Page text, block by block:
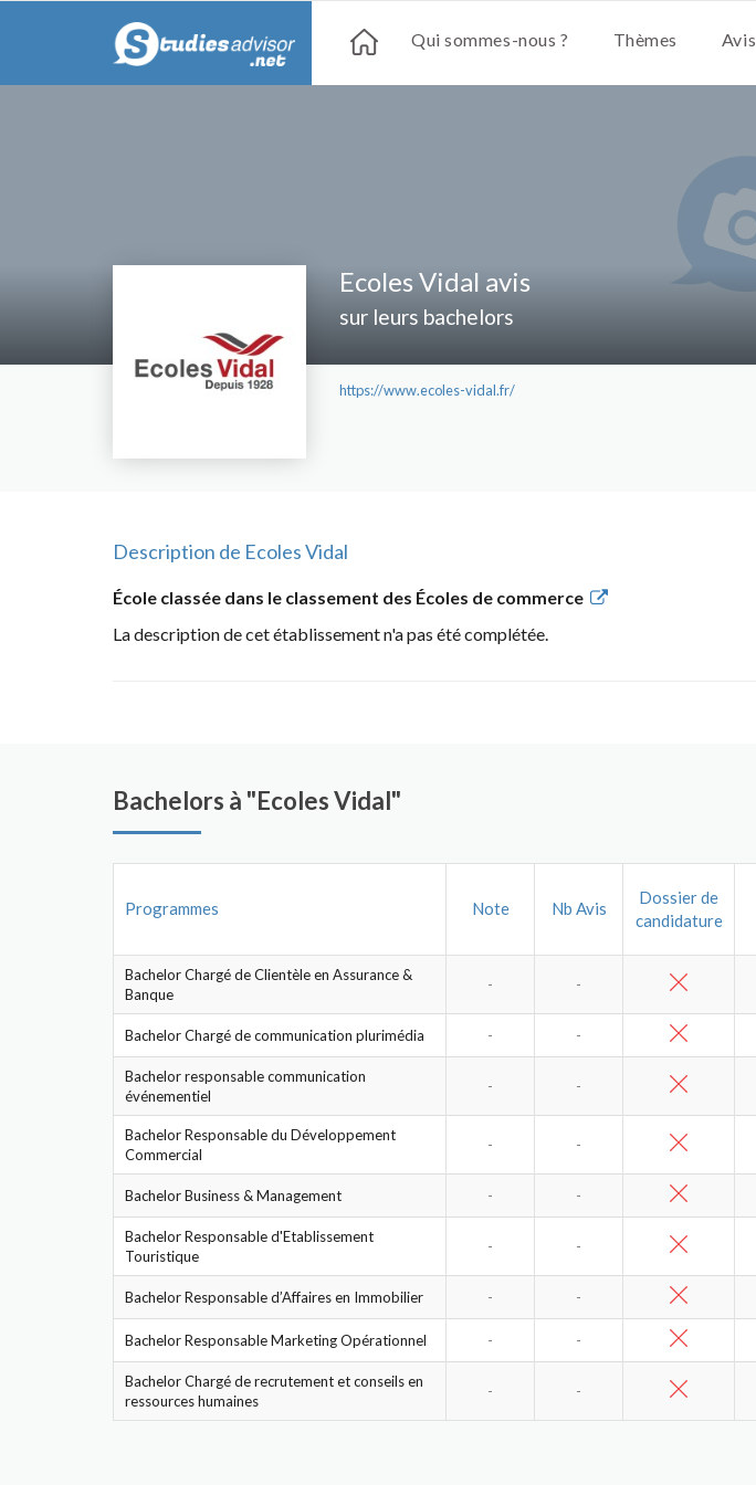
Qui sommes-nous ? Thèmes Avis
Ecoles Vidal avis
sur leurs bachelors
https://www.ecoles-vidal.fr/
Description de Ecoles Vidal
École classée dans le classement des Écoles de commerce
La description de cet établissement n'a pas été complétée.
Bachelors à "Ecoles Vidal"
Programmes Note Nb Avis
Dossier de
candidature
Bachelor Chargé de Clientèle en Assurance &
Banque
- -
Bachelor Chargé de communication plurimédia - -
Bachelor responsable communication
événementiel
- -
Bachelor Responsable du Développement
Commercial
- -
Bachelor Business & Management - -
Bachelor Responsable d'Etablissement
Touristique
- -
Bachelor Responsable d’Affaires en Immobilier - -
Bachelor Responsable Marketing Opérationnel - -
Bachelor Chargé de recrutement et conseils en
ressources humaines
- -